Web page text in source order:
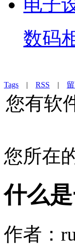
数码
Tags | RSS |
您有软
您所在
什么
作者：